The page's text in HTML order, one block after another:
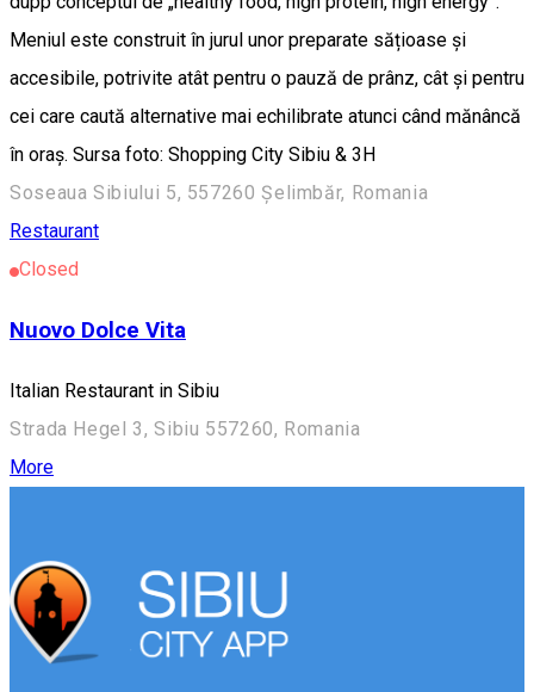
Meniul este construit în jurul unor preparate sățioase și
accesibile, potrivite atât pentru o pauză de prânz, cât și pentru
cei care caută alternative mai echilibrate atunci când mănâncă
în oraș. Sursa foto: Shopping City Sibiu & 3H
Soseaua Sibiului 5, 557260 Șelimbăr, Romania
Restaurant
Closed
Nuovo Dolce Vita
Italian Restaurant in Sibiu
Strada Hegel 3, Sibiu 557260, Romania
More